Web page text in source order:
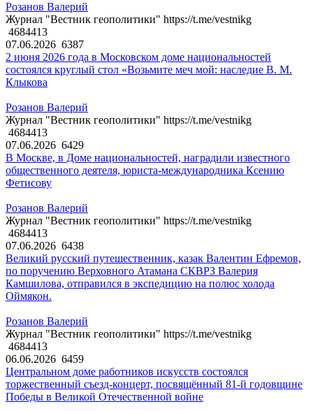
Розанов Валерий
Журнал "Вестник геополитики" https://t.me/vestnikg
4684413
07.06.2026 6387
2 июня 2026 года в Московском доме национальностей
состоялся круглый стол «Возьмите меч мой: наследие В. М.
Клыкова
Розанов Валерий
Журнал "Вестник геополитики" https://t.me/vestnikg
4684413
07.06.2026 6429
В Москве, в Доме национальностей, наградили известного
общественного деятеля, юриста-международника Ксению
Фетисову
Розанов Валерий
Журнал "Вестник геополитики" https://t.me/vestnikg
4684413
07.06.2026 6438
Великий русский путешественник, казак Валентин Ефремов,
по поручению Верховного Атамана СКВРЗ Валерия
Камшилова, отправился в экспедицию на полюс холода
Оймякон.
Розанов Валерий
Журнал "Вестник геополитики" https://t.me/vestnikg
4684413
06.06.2026 6459
Центральном доме работников искусств состоялся
торжественный съезд-концерт, посвящённый 81-й годовщине
Победы в Великой Отечественной войне